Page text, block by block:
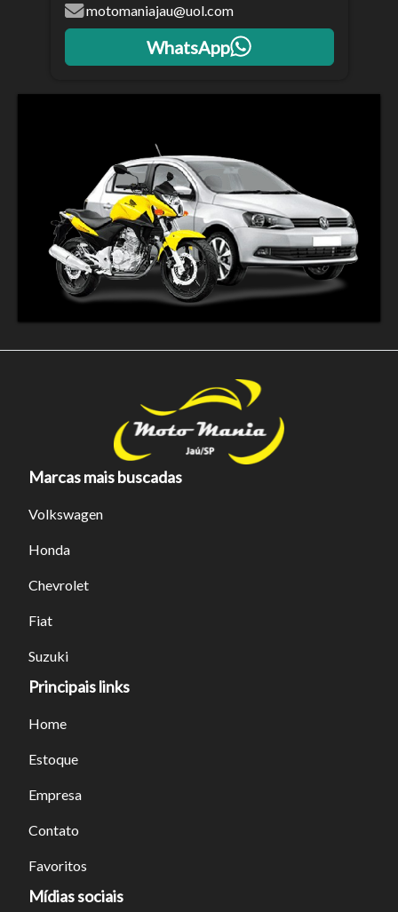
Para aumentar ou diminuir a fonte em nosso site, utilize os
atalhos Ctrl+ (para aumentar) e Ctrl- (para diminuir) no seu
motomaniajau@uol.com
WhatsApp
Marcas mais buscadas
Volkswagen
Honda
Chevrolet
Fiat
Suzuki
Principais links
Home
Estoque
Empresa
Contato
Favoritos
Mídias sociais